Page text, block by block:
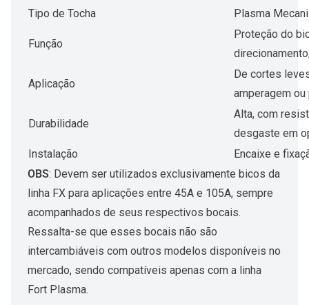
Tipo de Tocha
Plasma
Função
Proteção do
Aplicação
De cortes
amperagem
Durabilidade
Alta, com
desgaste em
Instalação
Encaixe e
OBS: Devem ser utilizados exclusivamente bicos da
linha FX para aplicações entre 45A e 105A, sempre
acompanhados de seus respectivos bocais.
Ressalta-se que esses bocais não são
intercambiáveis com outros modelos disponíveis no
mercado, sendo compatíveis apenas com a linha
Fort Plasma.